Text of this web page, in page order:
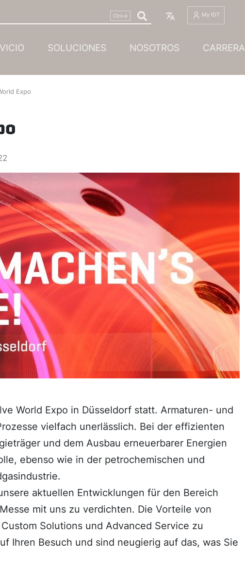
SOLUCIONES NOSOTROS CARRERA
Español My IDT
Expo
World Expo in Düsseldorf statt. Armaturen- und
vielfach unerlässlich. Bei der effizienten
und dem Ausbau erneuerbarer Energien
ebenso wie in der petrochemischen und
aktuellen Entwicklungen für den Bereich
mit uns zu verdichten. Die Vorteile von
Solutions und Advanced Service zu
Ihren Besuch und sind neugierig auf das, was Sie